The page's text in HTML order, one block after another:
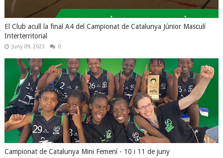
El Club acull la final A4 del Campionat de Catalunya Júnior Masculí
Interterritorial
Juny 09, 2023 0
Campionat de Catalunya Mini Femení - 10 i 11 de juny